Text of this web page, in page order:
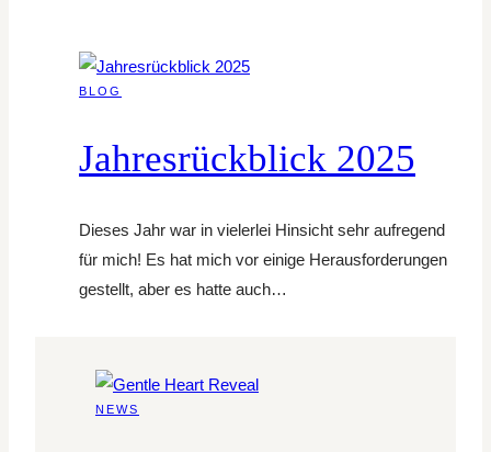
BLOG
Jahresrückblick 2025
Dieses Jahr war in vielerlei Hinsicht sehr aufregend
für mich! Es hat mich vor einige Herausforderungen
gestellt, aber es hatte auch…
NEWS